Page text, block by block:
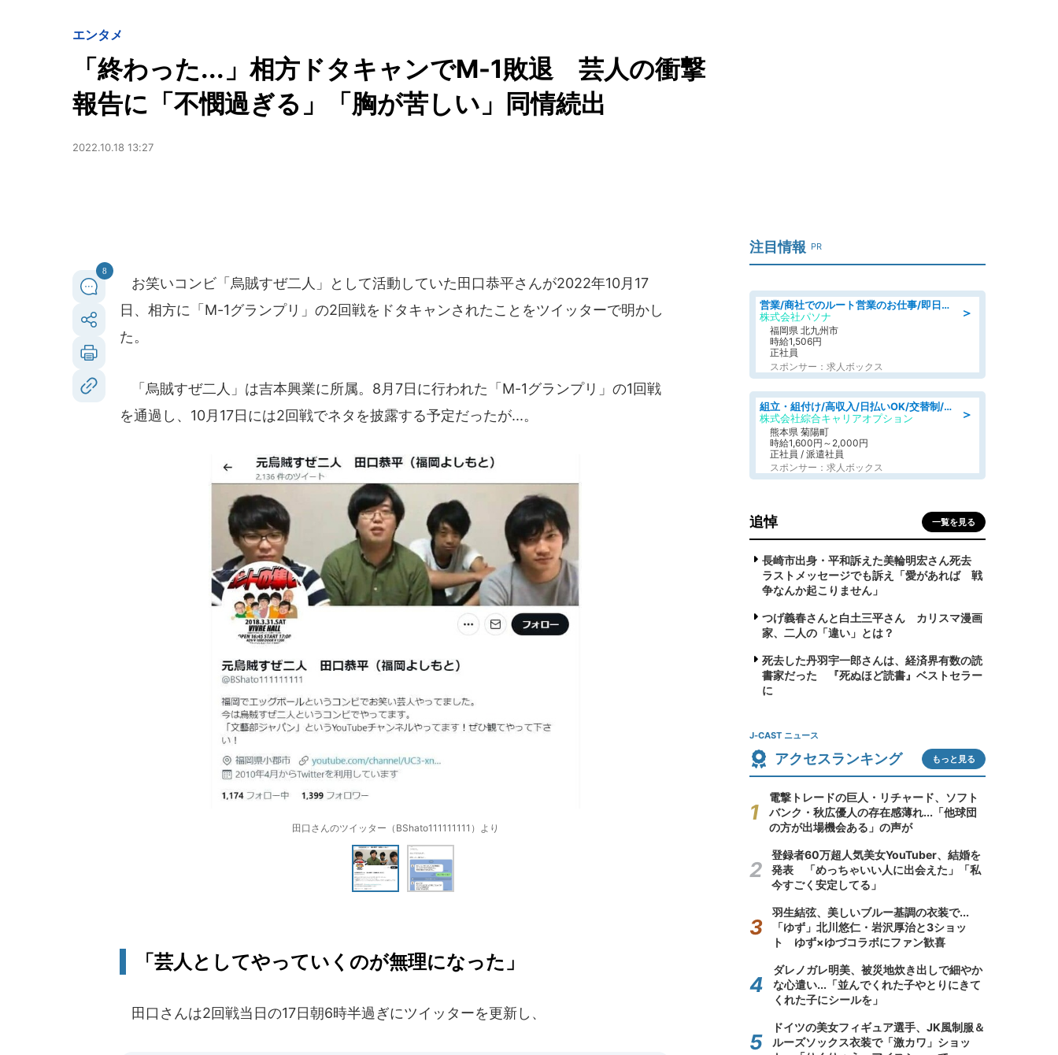
エンタメ
「終わった...」相方ドタキャンでM-1敗退 芸人の衝撃
報告に「不憫過ぎる」「胸が苦しい」同情続出
2022.10.18 13:27
8
お笑いコンビ「烏賊すぜ二人」として活動していた田口恭平さんが2022年10月17
日、相方に「M-1グランプリ」の2回戦をドタキャンされたことをツイッターで明かし
た。
「烏賊すぜ二人」は吉本興業に所属。8月7日に行われた「M-1グランプリ」の1回戦
を通過し、10月17日には2回戦でネタを披露する予定だったが...。
田口さんのツイッター（BShato111111111）より
「芸人としてやっていくのが無理になった」
田口さんは2回戦当日の17日朝6時半過ぎにツイッターを更新し、
注目情報 PR
＞
営業/商社でのルート営業のお仕事/即日勤務可/車通勤可/営業
株式会社パソナ
福岡県 北九州市
時給1,506円
正社員
スポンサー：求人ボックス
＞
組立・組付け/高収入/日払いOK/交替制/20・30・40代活躍中/製造 工場
株式会社綜合キャリアオプション
熊本県 菊陽町
時給1,600円～2,000円
正社員 / 派遣社員
スポンサー：求人ボックス
追悼 一覧を見る
長崎市出身・平和訴えた美輪明宏さん死去
ラストメッセージでも訴え「愛があれば 戦
争なんか起こりません」
つげ義春さんと白土三平さん カリスマ漫画
家、二人の「違い」とは？
死去した丹羽宇一郎さんは、経済界有数の読
書家だった 『死ぬほど読書』ベストセラー
に
J-CAST ニュース
アクセスランキング もっと見る
電撃トレードの巨人・リチャード、ソフト
バンク・秋広優人の存在感薄れ...「他球団
の方が出場機会ある」の声が
登録者60万超人気美女YouTuber、結婚を
発表 「めっちゃいい人に出会えた」「私
今すごく安定してる」
羽生結弦、美しいブルー基調の衣装で...
「ゆず」北川悠仁・岩沢厚治と3ショッ
ト ゆず×ゆづコラボにファン歓喜
ダレノガレ明美、被災地炊き出しで細やか
な心遣い...「並んでくれた子やとりにきて
くれた子にシールを」
ドイツの美女フィギュア選手、JK風制服＆
ルーズソックス衣装で「激カワ」ショッ